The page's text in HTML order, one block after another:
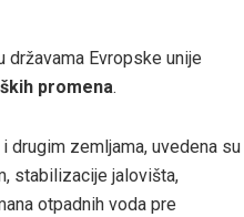
Evropske unije
promena.
drugim zemljama, uvedena su
stabilizacije jalovišta,
otpadnih voda pre